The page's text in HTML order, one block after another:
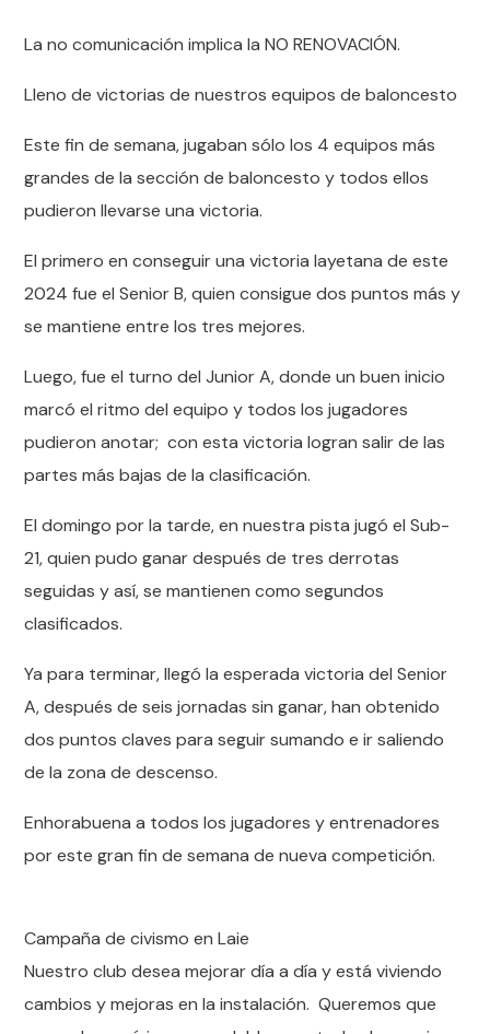
La no comunicación implica la NO RENOVACIÓN.
Lleno de victorias de nuestros equipos de baloncesto
Este fin de semana, jugaban sólo los 4 equipos más
grandes de la sección de baloncesto y todos ellos
pudieron llevarse una victoria.
El primero en conseguir una victoria layetana de este
2024 fue el Senior B, quien consigue dos puntos más y
se mantiene entre los tres mejores.
Luego, fue el turno del Junior A, donde un buen inicio
marcó el ritmo del equipo y todos los jugadores
pudieron anotar; con esta victoria logran salir de las
partes más bajas de la clasificación.
El domingo por la tarde, en nuestra pista jugó el Sub-
21, quien pudo ganar después de tres derrotas
seguidas y así, se mantienen como segundos
clasificados.
Ya para terminar, llegó la esperada victoria del Senior
A, después de seis jornadas sin ganar, han obtenido
dos puntos claves para seguir sumando e ir saliendo
de la zona de descenso.
Enhorabuena a todos los jugadores y entrenadores
por este gran fin de semana de nueva competición.
Campaña de civismo en Laie
Nuestro club desea mejorar día a día y está viviendo
cambios y mejoras en la instalación. Queremos que